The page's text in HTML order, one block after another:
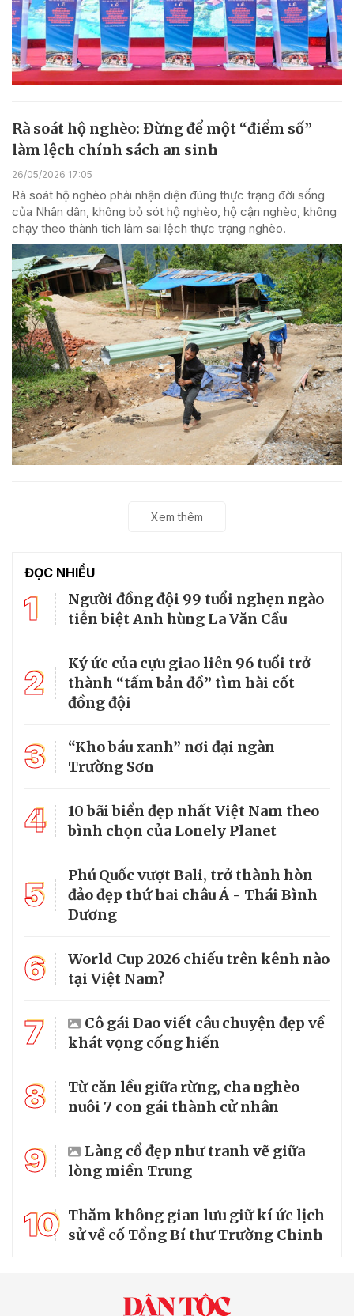
Rà soát hộ nghèo: Đừng để một “điểm số”
làm lệch chính sách an sinh
26/05/2026 17:05
Rà soát hộ nghèo phải nhận diện đúng thực trạng đời sống
của Nhân dân, không bỏ sót hộ nghèo, hộ cận nghèo, không
chạy theo thành tích làm sai lệch thực trạng nghèo.
Xem thêm
ĐỌC NHIỀU
1
Người đồng đội 99 tuổi nghẹn ngào
tiễn biệt Anh hùng La Văn Cầu
2
Ký ức của cựu giao liên 96 tuổi trở
thành “tấm bản đồ” tìm hài cốt
đồng đội
3
“Kho báu xanh” nơi đại ngàn
Trường Sơn
4
10 bãi biển đẹp nhất Việt Nam theo
bình chọn của Lonely Planet
5
Phú Quốc vượt Bali, trở thành hòn
đảo đẹp thứ hai châu Á - Thái Bình
Dương
6
World Cup 2026 chiếu trên kênh nào
tại Việt Nam?
7
Cô gái Dao viết câu chuyện đẹp về
khát vọng cống hiến
8
Từ căn lều giữa rừng, cha nghèo
nuôi 7 con gái thành cử nhân
9
Làng cổ đẹp như tranh vẽ giữa
lòng miền Trung
10 Thăm không gian lưu giữ kí ức lịch
sử về cố Tổng Bí thư Trường Chinh